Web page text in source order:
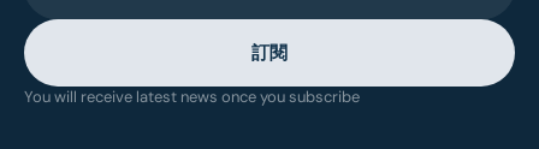
訂閱
You will receive latest news once you subscribe